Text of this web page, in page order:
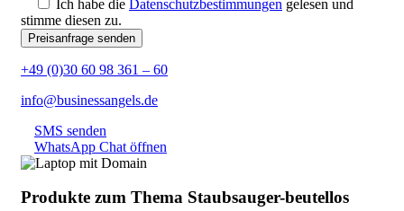
Ich habe die Datenschutzbestimmungen gelesen und
stimme diesen zu.
+49 (0)30 60 98 361 – 60
info@businessangels.de
SMS senden
WhatsApp Chat öffnen
Produkte zum Thema Staubsauger-beutellos